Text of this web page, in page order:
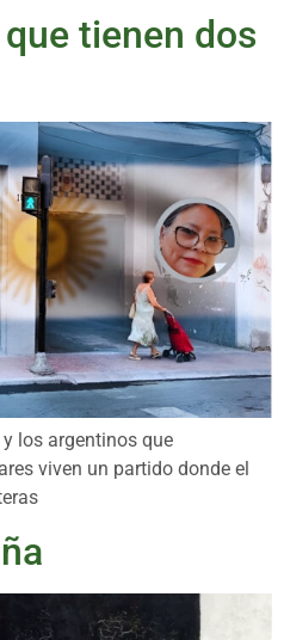
tienen dos
los argentinos que
viven un partido donde el